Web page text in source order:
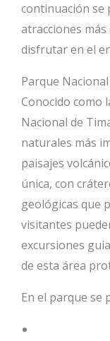
continuación se
atracciones
disfrutar en el
Parque
Conocido como
Nacional de
naturales más
paisajes
única, con
geológicas que
visitantes
excursiones
de esta área
En el parque se